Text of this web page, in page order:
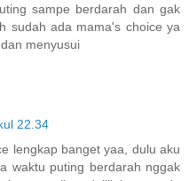
sampe berdarah dan gak
sudah ada mama's choice ya
menyusui
22.34
lengkap banget yaa, dulu aku
waktu puting berdarah nggak